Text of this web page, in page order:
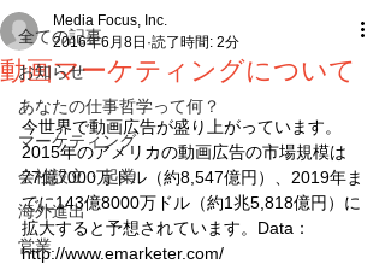
全ての記事
お知らせ
あなたの仕事哲学って何？
マーケティング
会社設立・起業
海外進出
営業
動画マーケティングについて
Media Focus, Inc.
2016年6月8日 読了時間: 2分
今世界で動画広告が盛り上がっています。
2015年のアメリカの動画広告の市場規模は
77億7000万ドル（約8,547億円）、2019年ま
でに143億8000万ドル（約1兆5,818億円）に
拡大すると予想されています。Data：
http://www.emarketer.com/